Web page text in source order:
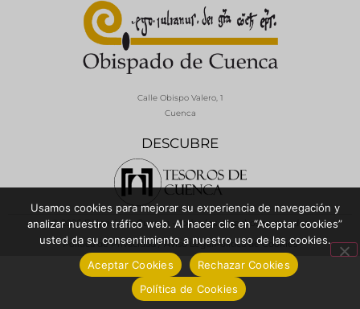
DESCUBRE
Calle Obispo Valero, 1
Cuenca
© 2026 Diócesis de Cuenca - Todos los derechos reservados
Política de Privacidad / Aviso LegalPolítica de Cookies
Usamos cookies para mejorar su experiencia de navegación y
analizar nuestro tráfico web. Al hacer clic en “Aceptar cookies”
usted da su consentimiento a nuestro uso de las cookies.
Aceptar Cookies
Rechazar Cookies
Política de Cookies